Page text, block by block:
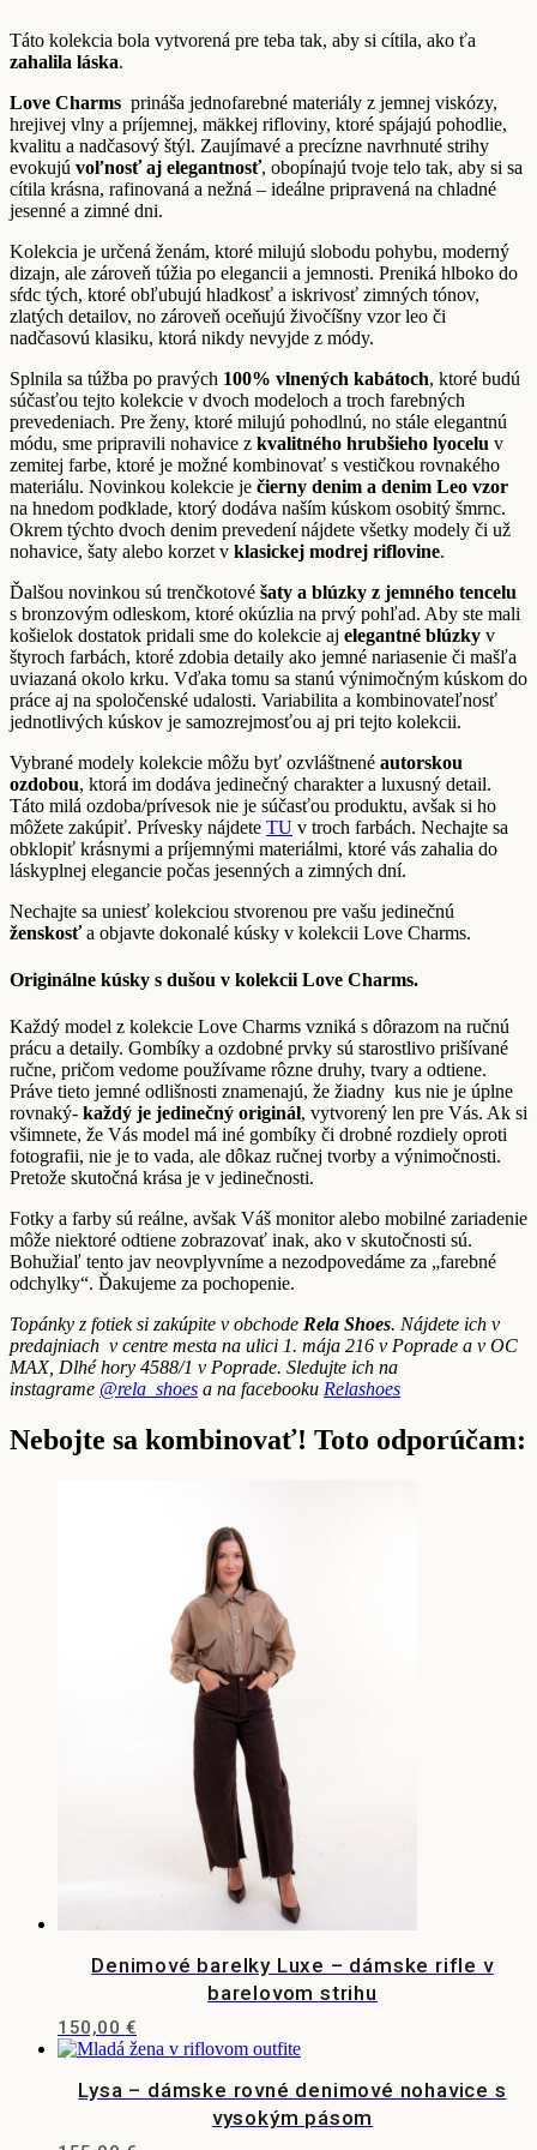
Táto kolekcia bola vytvorená pre teba tak, aby si cítila, ako ťa
zahalila láska.
Love Charms prináša jednofarebné materiály z jemnej viskózy,
hrejivej vlny a príjemnej, mäkkej rifloviny, ktoré spájajú pohodlie,
kvalitu a nadčasový štýl. Zaujímavé a precízne navrhnuté strihy
evokujú voľnosť aj elegantnosť, obopínajú tvoje telo tak, aby si sa
cítila krásna, rafinovaná a nežná – ideálne pripravená na chladné
jesenné a zimné dni.
Kolekcia je určená ženám, ktoré milujú slobodu pohybu, moderný
dizajn, ale zároveň túžia po elegancii a jemnosti. Preniká hlboko do
sŕdc tých, ktoré obľubujú hladkosť a iskrivosť zimných tónov,
zlatých detailov, no zároveň oceňujú živočíšny vzor leo či
nadčasovú klasiku, ktorá nikdy nevyjde z módy.
Splnila sa túžba po pravých 100% vlnených kabátoch, ktoré budú
súčasťou tejto kolekcie v dvoch modeloch a troch farebných
prevedeniach. Pre ženy, ktoré milujú pohodlnú, no stále elegantnú
módu, sme pripravili nohavice z kvalitného hrubšieho lyocelu v
zemitej farbe, ktoré je možné kombinovať s vestičkou rovnakého
materiálu. Novinkou kolekcie je čierny denim a denim Leo vzor
na hnedom podklade, ktorý dodáva naším kúskom osobitý šmrnc.
Okrem týchto dvoch denim prevedení nájdete všetky modely či už
nohavice, šaty alebo korzet v klasickej modrej riflovine.
Ďalšou novinkou sú trenčkotové šaty a blúzky z jemného tencelu
s bronzovým odleskom, ktoré okúzlia na prvý pohľad. Aby ste mali
košielok dostatok pridali sme do kolekcie aj elegantné blúzky v
štyroch farbách, ktoré zdobia detaily ako jemné nariasenie či mašľa
uviazaná okolo krku. Vďaka tomu sa stanú výnimočným kúskom do
práce aj na spoločenské udalosti. Variabilita a kombinovateľnosť
jednotlivých kúskov je samozrejmosťou aj pri tejto kolekcii.
Vybrané modely kolekcie môžu byť ozvláštnené autorskou
ozdobou, ktorá im dodáva jedinečný charakter a luxusný detail.
Táto milá ozdoba/prívesok nie je súčasťou produktu, avšak si ho
môžete zakúpiť. Prívesky nájdete TU v troch farbách. Nechajte sa
obklopiť krásnymi a príjemnými materiálmi, ktoré vás zahalia do
láskyplnej elegancie počas jesenných a zimných dní.
Nechajte sa uniesť kolekciou stvorenou pre vašu jedinečnú
ženskosťa objavte dokonalé kúsky v kolekcii Love Charms.
Originálne kúsky s dušou v kolekcii Love Charms.
Každý model z kolekcie Love Charms vzniká s dôrazom na ručnú
prácu a detaily. Gombíky a ozdobné prvky sú starostlivo prišívané
ručne, pričom vedome používame rôzne druhy, tvary a odtiene.
Práve tieto jemné odlišnosti znamenajú, že žiadny kus nie je úplne
rovnaký- každý je jedinečný originál, vytvorený len pre Vás. Ak si
všimnete, že Vás model má iné gombíky či drobné rozdiely oproti
fotografii, nie je to vada, ale dôkaz ručnej tvorby a výnimočnosti.
Pretože skutočná krása je v jedinečnosti.
Fotky a farby sú reálne, avšak Váš monitor alebo mobilné zariadenie
môže niektoré odtiene zobrazovať inak, ako v skutočnosti sú.
Bohužiaľ tento jav neovplyvníme a nezodpovedáme za „farebné
odchylky“. Ďakujeme za pochopenie.
Topánky z fotiek si zakúpite v obchode Rela Shoes. Nájdete ich v
predajniach v centre mesta na ulici 1. mája 216 v Poprade a v OC
MAX, Dlhé hory 4588/1 v Poprade. Sledujte ich na
instagrame @rela_shoes a na facebooku Relashoes
Nebojte sa kombinovať! Toto odporúčam:
Denimové barelky Luxe – dámske rifle v
barelovom strihu
150,00 €
produkt
viacero
Lysa – dámske rovné denimové nohavice s
vysokým pásom